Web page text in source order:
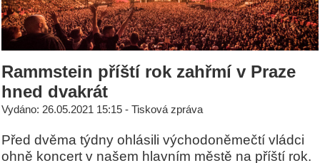
Rammstein příští rok zahřmí v Praze
hned dvakrát
Vydáno: 26.05.2021 15:15 - Tisková zpráva
Před dvěma týdny ohlásili východoněmečtí vládci
ohně koncert v našem hlavním městě na příští rok.